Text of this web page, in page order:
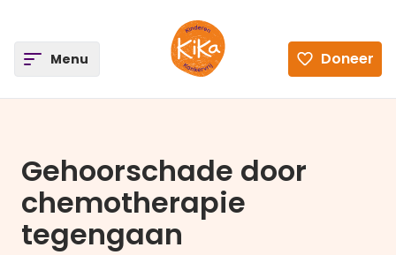
Open
Menu Doneer
Gehoorschade door
chemotherapie
tegengaan